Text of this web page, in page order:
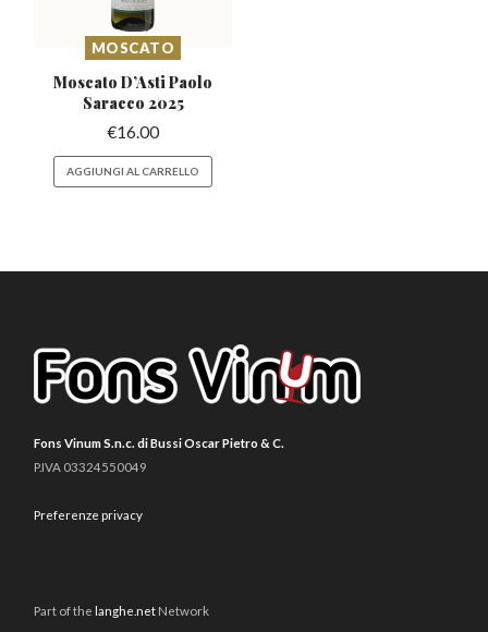
MOSCATO
Moscato D’AstiPaolo
Saracco 2025
€16.00
AGGIUNGI AL CARRELLO
Fons Vinum S.n.c. di Bussi Oscar Pietro & C.
P.IVA 03324550049
Preferenze privacy
Part of thelanghe.net Network